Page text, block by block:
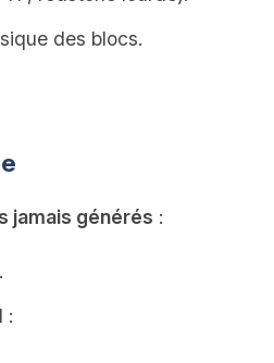
des blocs.
jamais générés :
: